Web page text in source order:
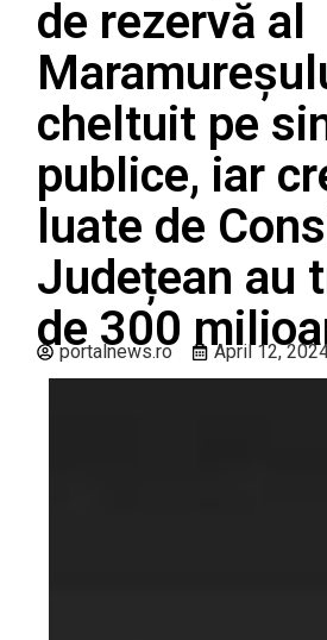
de rezervă al
cheltuit pe
publice, iar
luate de
Județean au
de 300
portalnews.ro April 12,